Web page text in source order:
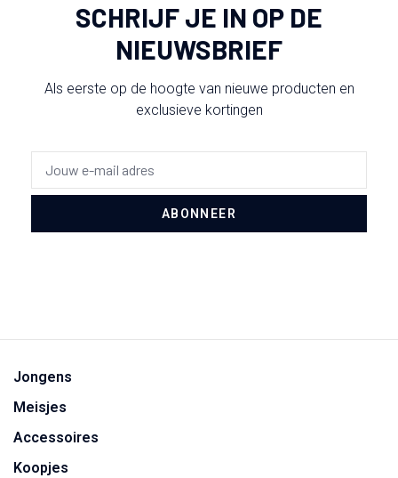
SCHRIJF JE IN OP DE
NIEUWSBRIEF
Als eerste op de hoogte van nieuwe producten en
exclusieve kortingen
ABONNEER
Jongens
Meisjes
Accessoires
Koopjes